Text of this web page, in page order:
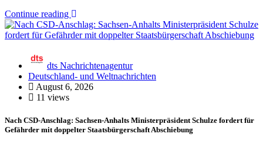
Continue reading
dts Nachrichtenagentur
Deutschland- und Weltnachrichten
August 6, 2026
11 views
Nach CSD-Anschlag: Sachsen-Anhalts Ministerpräsident Schulze fordert für
Gefährder mit doppelter Staatsbürgerschaft Abschiebung